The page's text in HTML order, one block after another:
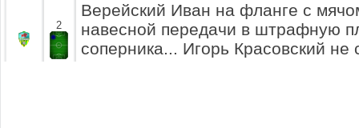
2
Верейский Иван на фланге с
навесной передачи в штрафную
соперника... Игорь Красовский